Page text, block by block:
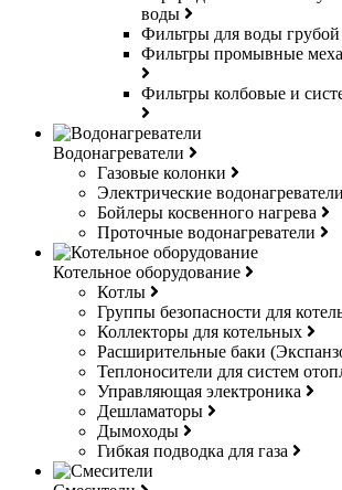
воды
Фильтры для воды грубой
Фильтры промывные
Фильтры колбовые и
Водонагреватели
Газовые колонки
Электрические водонагреватели
Бойлеры косвенного нагрева
Проточные водонагреватели
Котельное оборудование
Котлы
Группы безопасности для
Коллекторы для котельных
Расширительные баки
Теплоносители для систем
Управляющая электроника
Дешламаторы
Дымоходы
Гибкая подводка для газа